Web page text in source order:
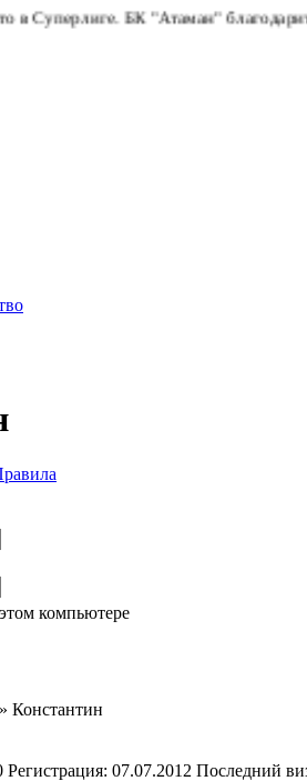
БК "Атаман" благодарит
компьютере
» Константин
Регистрация: 07.07.2012 Последний